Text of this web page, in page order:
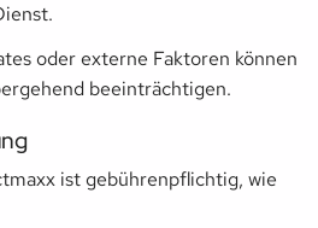
oder externe Faktoren können
beeinträchtigen.
ist gebührenpflichtig, wie